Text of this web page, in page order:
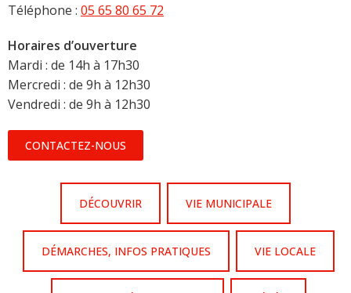
Téléphone : 05 65 80 65 72
Horaires d’ouverture
Mardi : de 14h à 17h30
Mercredi : de 9h à 12h30
Vendredi : de 9h à 12h30
CONTACTEZ-NOUS
DÉCOUVRIR VIE MUNICIPALE
DÉMARCHES, INFOS PRATIQUES VIE LOCALE